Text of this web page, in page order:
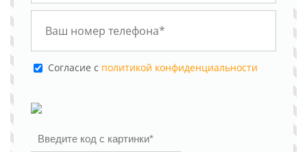
Cогласие с политикой конфиденциальности